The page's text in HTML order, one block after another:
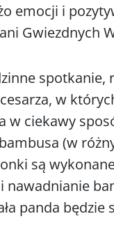
emocji i
Gwiezdnych
spotkanie,
w
ciekawy
(w
są
nawadnianie
panda będzie